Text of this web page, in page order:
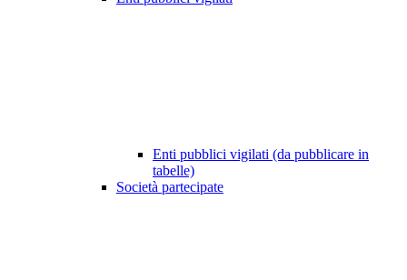
Enti pubblici vigilati (da pubblicare in
tabelle)
Società partecipate